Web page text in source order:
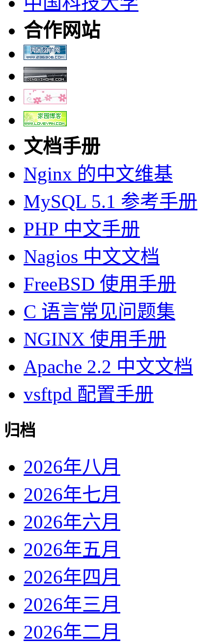
合作网站
文档手册
Nginx 的中文维基
MySQL 5.1 参考手册
PHP 中文手册
Nagios 中文文档
FreeBSD 使用手册
C 语言常见问题集
NGINX 使用手册
Apache 2.2 中文文档
vsftpd 配置手册
归档
2026年八月
2026年七月
2026年六月
2026年五月
2026年四月
2026年三月
2026年二月